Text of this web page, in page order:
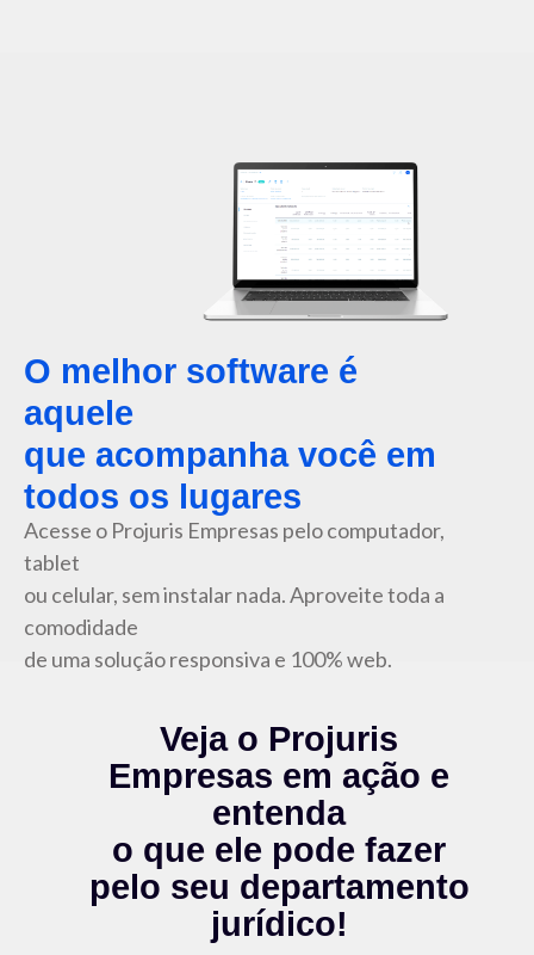
O melhor software é
aquele
que acompanha você em
todos os lugares
Acesse o Projuris Empresas pelo computador,
tablet
ou celular, sem instalar nada. Aproveite toda a
comodidade
de uma solução responsiva e 100% web.
Veja o Projuris
Empresas em ação e
entenda
o que ele pode fazer
pelo seu departamento
jurídico!